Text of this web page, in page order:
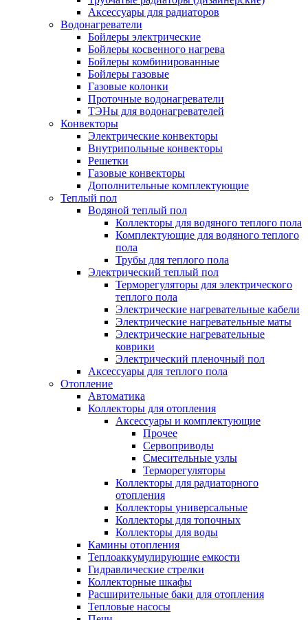
Аксессуары для радиаторов
Водонагреватели
Бойлеры электрические
Бойлеры косвенного нагрева
Бойлеры комбинированные
Бойлеры газовые
Газовые колонки
Проточные водонагреватели
ТЭНы для водонагревателей
Конвекторы
Электрические конвекторы
Внутрипольные конвекторы
Решетки
Газовые конвекторы
Дополнительные комплектующие
Теплый пол
Водяной теплый пол
Коллекторы для водяного теплого пола
Комплектующие для водяного теплого
пола
Трубы для теплого пола
Электрический теплый пол
Терморегуляторы для электрического
теплого пола
Электрические нагревательные кабели
Электрические нагревательные маты
Электрические нагревательные
коврики
Электрический пленочный пол
Аксессуары для теплого пола
Отопление
Автоматика
Коллекторы для отопления
Аксессуары и комплектующие
Прочее
Сервоприводы
Смесительные узлы
Терморегуляторы
Коллекторы для радиаторного
отопления
Коллекторы универсальные
Коллекторы для топочных
Коллекторы для воды
Камины отопления
Теплоаккумулирующие емкости
Гидравлические стрелки
Коллекторные шкафы
Расширительные баки для отопления
Тепловые насосы